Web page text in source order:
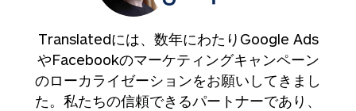
Translatedには、数年にわたりGoogle Ads
やFacebookのマーケティングキャンペーン
のローカライゼーションをお願いしてきまし
た。私たちの信頼できるパートナーであり、